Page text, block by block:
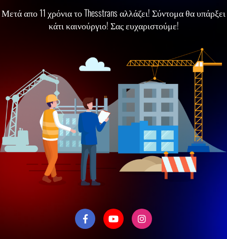
Μετά απο 11 χρόνια το Thesstrans αλλάζει! Σύντομα θα υπάρξει
κάτι καινούργιο! Σας ευχαριστούμε!